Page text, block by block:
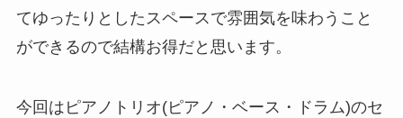
てゆったりとしたスペースで雰囲気を味わうこと
ができるので結構お得だと思います。
今回はピアノトリオ(ピアノ・ベース・ドラム)のセ